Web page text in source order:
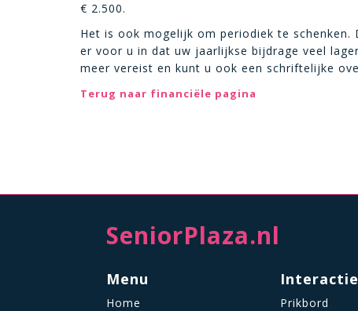
€ 2.500.
Het is ook mogelijk om periodiek te
er voor u in dat uw jaarlijkse bijdrage veel
meer vereist en kunt u ook een schriftelijke
Terug naar financiële pagina
SeniorPlaza.nl
Menu
Home
Interactie
Prikbord